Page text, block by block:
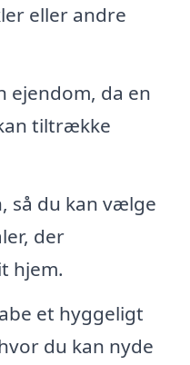
eller andre
da en
tiltrække
så du kan vælge
der
hjem.
et hyggeligt
du kan nyde